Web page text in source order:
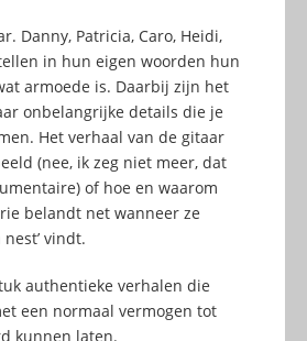
Danny, Patricia, Caro, Heidi,
in hun eigen woorden hun
armoede is. Daarbij zijn het
onbelangrijke details die je
Het verhaal van de gitaar
(nee, ik zeg niet meer, dat
of hoe en waarom
belandt net wanneer ze
vindt.
authentieke verhalen die
een normaal vermogen tot
kunnen laten.